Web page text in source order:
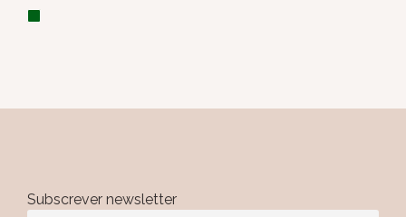
Subscrever newsletter